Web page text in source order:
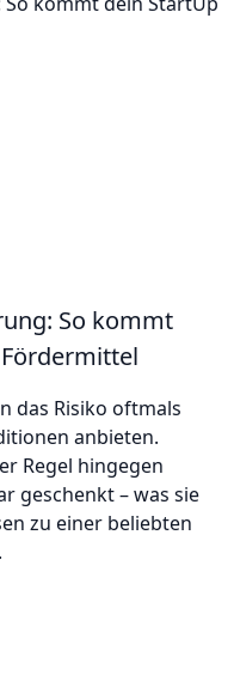
So kommt
das Risiko oftmals
anbieten.
Regel hingegen
geschenkt – was sie
zu einer beliebten